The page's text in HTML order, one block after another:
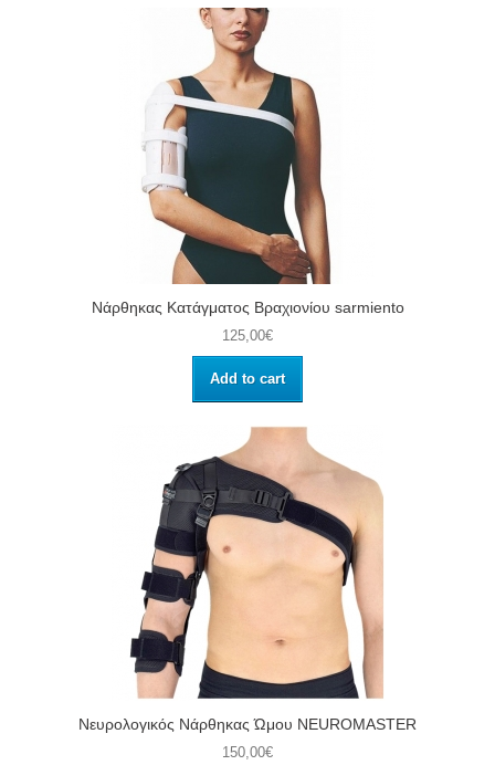
Νάρθηκας Κατάγματος Βραχιονίου sarmiento
125,00€
Add to cart
Νευρολογικός Νάρθηκας Ώμου NEUROMASTER
150,00€